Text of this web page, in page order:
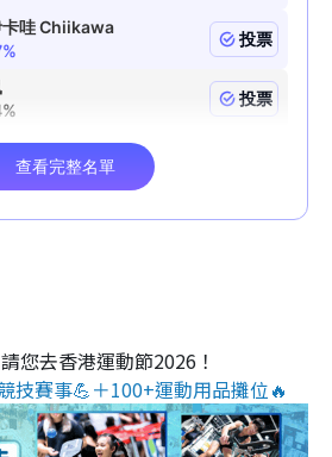
請您去香港運動節2026！
技賽事💪＋100+運動用品攤位🔥